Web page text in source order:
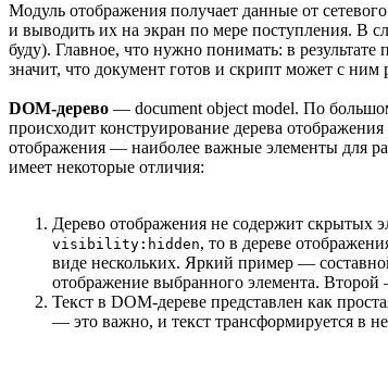
Модуль отображения получает данные от
и выводить их на экран по мере поступления. В
буду). Главное, что нужно понимать: в
значит, что документ готов и скрипт может с ним
DOM-дерево — document object model. По
происходит конструирование дерева
отображения — наиболее важные элементы для
имеет некоторые отличия:
Дерево отображения не содержит скрытых
visibility:hidden, то в дереве
виде нескольких. Яркий пример —
отображение выбранного элемента.
Текст в DOM-дереве представлен как
— это важно, и текст трансформируется в